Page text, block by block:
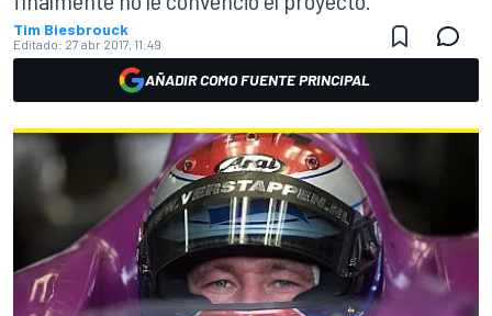
Tim Biesbrouck
Editado: 27 abr 2017, 11:49
AÑADIR COMO FUENTE PRINCIPAL